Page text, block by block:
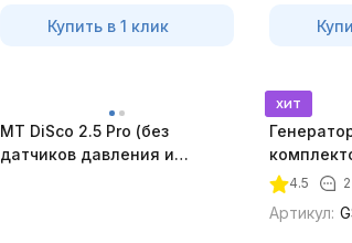
Купить в 1 клик
MT DiSco 2.5 Pro (без
датчиков давления и
хит
4.5
Артикул: